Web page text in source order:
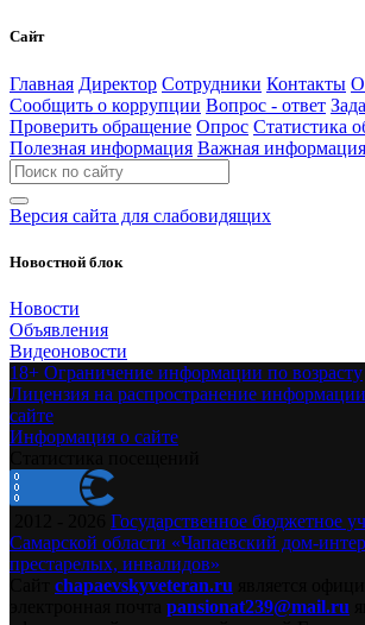
Сайт
Главная Директор Сотрудники Контакты
Сообщить о коррупции Вопрос - ответ
Проверить обращение Опрос Статистика
Полезная информация Важная информация
Версия сайта для слабовидящих
Новостной блок
Новости
Объявления
Видеоновости
18+ Ограничение информации по возрасту
Лицензия на распространение
сайте
Информация о сайте
Государственное бюджетное
Самарской области «Чапаевский дом-
престарелых, инвалидов»
chapaevskyveteran.ru
pansionat239@mail.ru